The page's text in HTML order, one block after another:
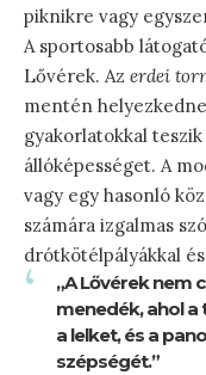
piknikre vagy
A sportosabb
Lővérek. Az erdei
mentén
gyakorlatokkal
állóképességet. A
vagy egy hasonló
számára izgalmas
drótkötélpályákkal
„A Lővérek nem
menedék, ahol
a lelket, és a
szépségét.”